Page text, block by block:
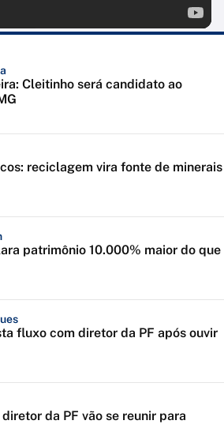
Cleitinho será candidato ao
reciclagem vira fonte de minerais
patrimônio 10.000% maior do que
fluxo com diretor da PF após ouvir
da PF vão se reunir para